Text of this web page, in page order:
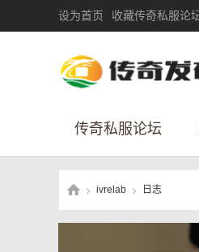
设为首页 收藏传奇私服论
传奇私服论坛
ivrelab 日志